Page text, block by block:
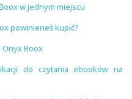
w jednym miejscu
powinieneś kupić?
Onyx Boox
do czytania ebooków na